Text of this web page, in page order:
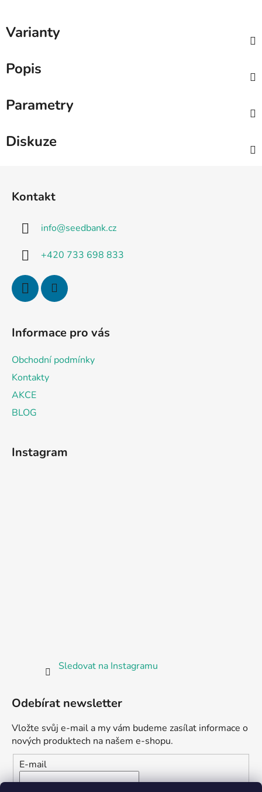
Varianty
Popis
Parametry
Diskuze
Kontakt
info@seedbank.cz
+420 733 698 833
Informace pro vás
Obchodní podmínky
Kontakty
AKCE
BLOG
Instagram
Sledovat na Instagramu
Odebírat newsletter
Vložte svůj e-mail a my vám budeme zasílat informace o
nových produktech na našem e-shopu.
E-mail